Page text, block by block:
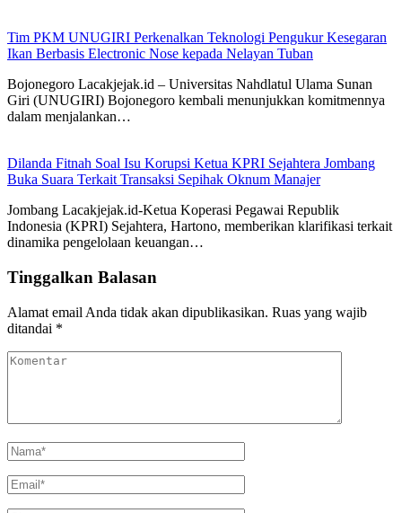
Tim PKM UNUGIRI Perkenalkan Teknologi Pengukur Kesegaran
Ikan Berbasis Electronic Nose kepada Nelayan Tuban
Bojonegoro Lacakjejak.id – Universitas Nahdlatul Ulama Sunan
Giri (UNUGIRI) Bojonegoro kembali menunjukkan komitmennya
dalam menjalankan…
Dilanda Fitnah Soal Isu Korupsi Ketua KPRI Sejahtera Jombang
Buka Suara Terkait Transaksi Sepihak Oknum Manajer
Jombang Lacakjejak.id-Ketua Koperasi Pegawai Republik
Indonesia (KPRI) Sejahtera, Hartono, memberikan klarifikasi terkait
dinamika pengelolaan keuangan…
Tinggalkan Balasan
Alamat email Anda tidak akan dipublikasikan. Ruas yang wajib
ditandai *